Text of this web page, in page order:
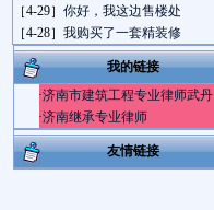
［4-29］ 你好，我这边售楼处
［4-28］ 我购买了一套精装修
我的链接
·济南市建筑工程专业律师武丹
·济南继承专业律师
友情链接